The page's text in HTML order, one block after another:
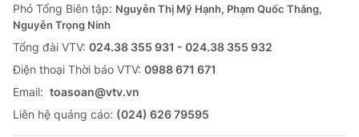
Phó Tổng Biên tập: Nguyễn Thị Mỹ Hạnh, Phạm Quốc Thắng,
Nguyễn Trọng Ninh
Tổng đài VTV: 024.38 355 931 - 024.38 355 932
Ðiện thoại Thời báo VTV: 0988 671 671
Email: toasoan@vtv.vn
Liên hệ quảng cáo: (024) 626 79595